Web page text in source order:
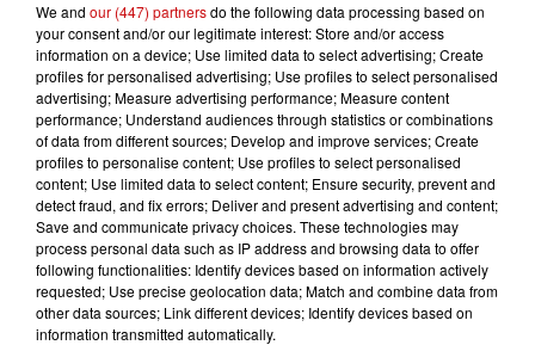
radio nutrition
alimentation
naturopathie
micronutrition
médecine
santé
santé naturelle
hygiène
#naturopathe DKL
DKL - Anita Blenner
Les règles du quotidien face au psoriasis
We and our (447) partnersdo the following data processing based on
your consent and/or our legitimate interest: Store and/or access
information on a device; Use limited data to select advertising; Create
profiles for personalised advertising; Use profiles to select personalised
advertising; Measure advertising performance; Measure content
performance; Understand audiences through statistics or combinations
of data from different sources; Develop and improve services; Create
profiles to personalise content; Use profiles to select personalised
content; Use limited data to select content; Ensure security, prevent and
detect fraud, and fix errors; Deliver and present advertising and content;
Save and communicate privacy choices. These technologies may
process personal data such as IP address and browsing data to offer
following functionalities: Identify devices based on information actively
requested; Use precise geolocation data; Match and combine data from
other data sources; Link different devices; Identify devices based on
information transmitted automatically.